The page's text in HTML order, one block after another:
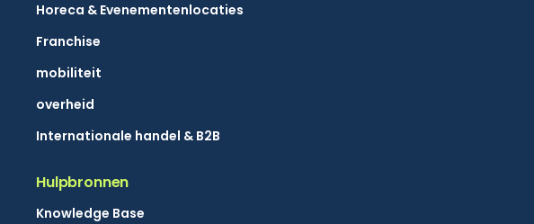
Horeca & Evenementenlocaties
Franchise
mobiliteit
overheid
Internationale handel & B2B
Hulpbronnen
Knowledge Base